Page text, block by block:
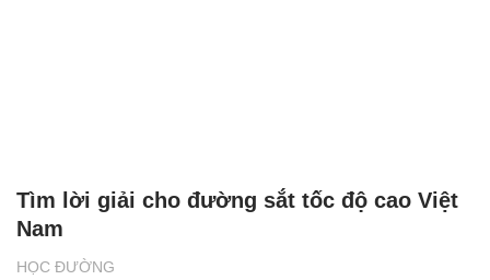
HỌC ĐƯỜNG
Tìm lời giải cho đường sắt tốc độ cao Việt
Nam